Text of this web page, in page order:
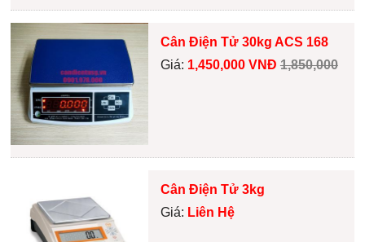
Cân Điện Tử 30kg ACS 168
Giá: 1,450,000 VNĐ 1,850,000
Cân Điện Tử 3kg
Giá: Liên Hệ